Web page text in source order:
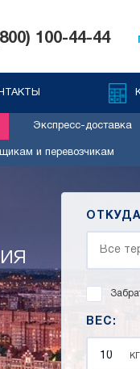
100-44-44
Экспресс-доставка
и перевозчикам
ВЕС:
кг